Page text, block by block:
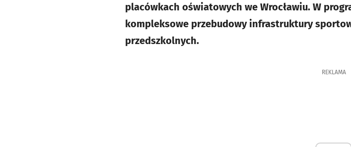
placówkach oświatowych we Wrocławiu. W
kompleksowe przebudowy infrastruktury
przedszkolnych.
REKLAMA